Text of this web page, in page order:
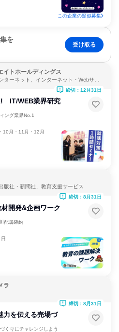
この企業の類似募集
を
受け取る
イトホールディングス
ターネット、インターネット・Webサー
IT/WEB業界研究
ング業界No.1
10月・11月・12月
締切：12月31日
版社・新聞社、教育支援サービス
開発&企画ワーク
配属確約
日
締切：8月31日
ラ
を伝える売場づ
くりにチャレンジしよう
締切：8月31日